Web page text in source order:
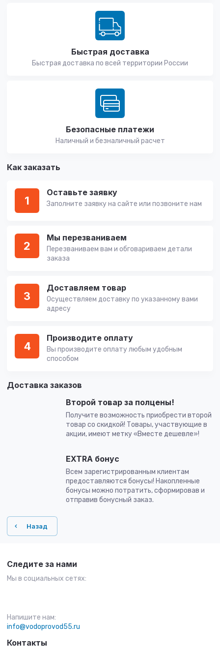
Быстрая доставка
Быстрая доставка по всей территории России
Безопасные платежи
Наличный и безналичный расчет
Как заказать
1
Оставьте заявку
Заполните заявку на сайте или позвоните нам
2
Мы перезваниваем
Перезваниваем вам и обговариваем детали
заказа
3
Доставляем товар
Осуществляем доставку по указанному вами
адресу
4
Производите оплату
Вы производите оплату любым удобным
способом
Доставка заказов
Второй товар за полцены!
Получите возможность приобрести второй
товар со скидкой! Товары, участвующие в
акции, имеют метку «Вместе дешевле»!
EXTRA бонус
Всем зарегистрированным клиентам
предоставляются бонусы! Накопленные
бонусы можно потратить, сформировав и
отправив бонусный заказ.
Назад
Следите за нами
Мы в социальных сетях:
Напишите нам:
info@vodoprovod55.ru
Контакты